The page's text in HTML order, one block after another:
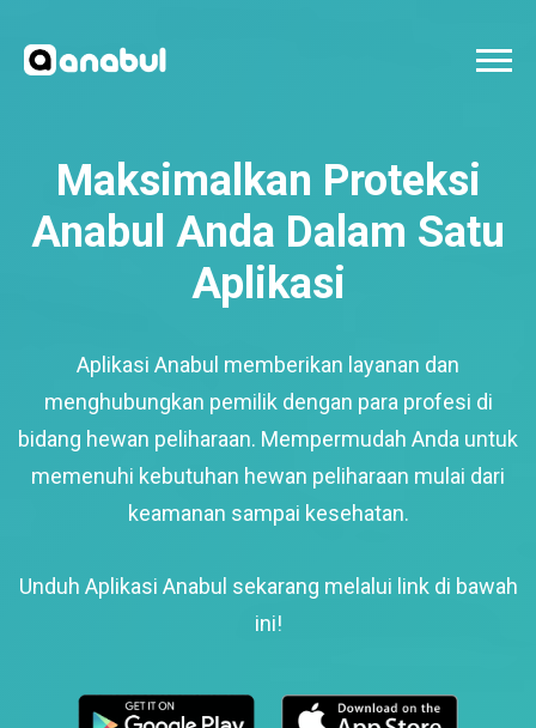
Maksimalkan Proteksi
Anabul Anda Dalam Satu
Aplikasi
Aplikasi Anabul memberikan layanan dan
menghubungkan pemilik dengan para profesi di
bidang hewan peliharaan. Mempermudah Anda untuk
memenuhi kebutuhan hewan peliharaan mulai dari
keamanan sampai kesehatan.
Unduh Aplikasi Anabul sekarang melalui link di bawah
ini!